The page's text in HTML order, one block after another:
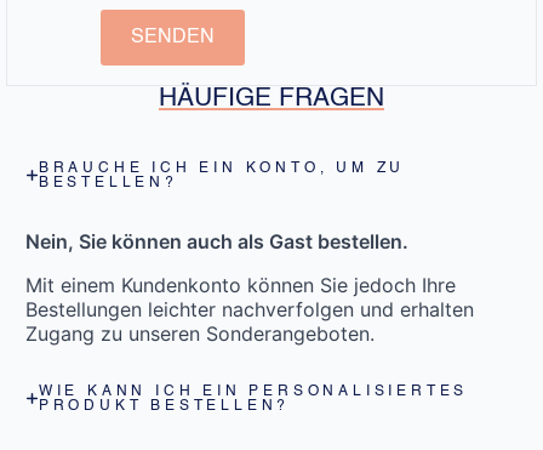
SENDEN
HÄUFIGE FRAGEN
BRAUCHE ICH EIN KONTO, UM ZU
BESTELLEN?
Nein, Sie können auch als Gast bestellen.
Mit einem Kundenkonto können Sie jedoch Ihre
Bestellungen leichter nachverfolgen und erhalten
Zugang zu unseren Sonderangeboten.
WIE KANN ICH EIN PERSONALISIERTES
PRODUKT BESTELLEN?